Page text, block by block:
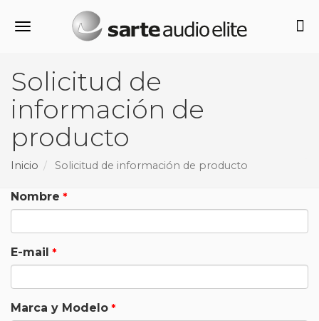
Alternar navegación
Solicitud de
información de
producto
Inicio Solicitud de información de producto
Nombre
E-mail
Marca y Modelo